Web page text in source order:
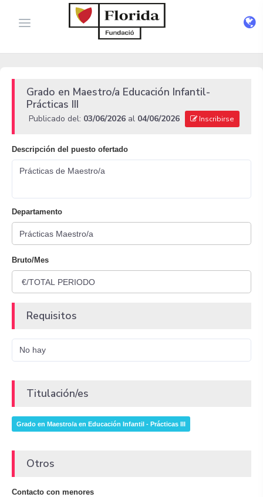
Grado en Maestro/a Educación Infantil-
Prácticas III
Publicado del: 03/06/2026 al 04/06/2026 Inscribirse
Descripción del puesto ofertado
Prácticas de Maestro/a
Departamento
Bruto/Mes
Requisitos
No hay
Titulación/es
Grado en Maestro/a en Educación Infantil - Prácticas III
Otros
Contacto con menores